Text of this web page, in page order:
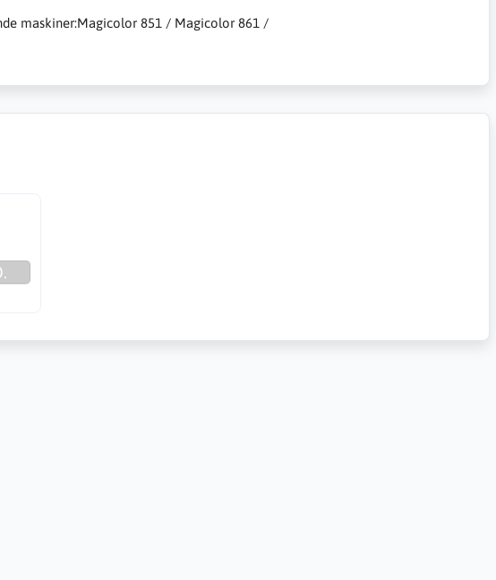
maskiner:Magicolor 851 / Magicolor 861 /